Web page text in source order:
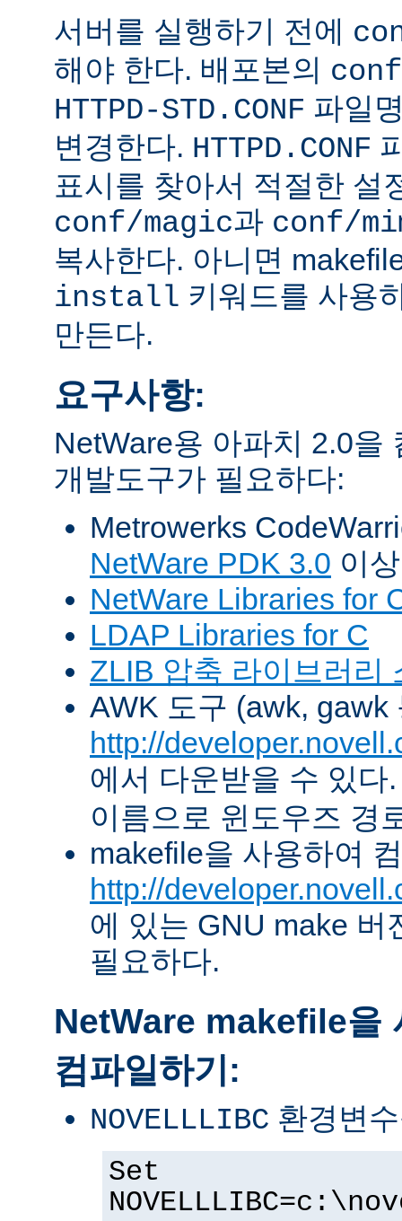
서버를 실행하기 전에
해야 한다. 배포본의 conf
HTTPD-STD.CONF 파일
변경한다. HTTPD.CONF
표시를 찾아서 적절한 설
conf/magic과 conf/
복사한다. 아니면
install 키워드를 사용
만든다.
요구사항:
NetWare용 아파치 2.0을
개발도구가 필요하다:
Metrowerks
NetWare PDK 3.0 이
NetWare Libraries for
LDAP Libraries for C
ZLIB 압축 라이브러리
AWK 도구 (awk, gawk
http://
에서 다운받을 수 있
이름으로 윈도우즈 경
makefile을 사용하여
http://
에 있는 GNU make 버
필요하다.
NetWare makefile을
컴파일하기:
NOVELLLIBC 환경변
Set